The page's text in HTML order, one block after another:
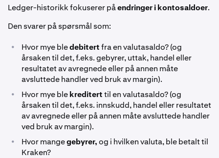
Ledger-historikk fokuserer påendringer i kontosaldoer.
Den svarer på spørsmål som:
• Hvor mye bledebitertfra en valutasaldo? (og
årsaken til det, f.eks. gebyrer, uttak, handel eller
resultatet av avregnede eller på annen måte
avsluttede handler ved bruk av margin).
• Hvor mye blekrediterttil en valutasaldo? (og
årsaken til det, f.eks. innskudd, handel eller resultatet
av avregnede eller på annen måte avsluttede handler
ved bruk av margin).
• Hvor mangegebyrer,og i hvilken valuta, ble betalt til
Kraken?